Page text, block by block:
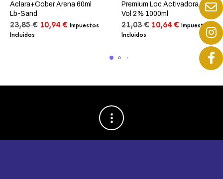
Aclara+Cober Arena 60ml
Lb-Sand
23,85€ El
10,94 €ElImpuestos
Incluidos
Premium Loc Activadora 7
Vol 2% 1000ml
21,03€ El
10,64 €El
precio
actual
10,64 €.
Impuestos
Incluidos